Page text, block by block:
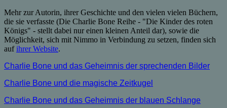
Mehr zur Autorin, ihrer Geschichte und den vielen vielen Büchern,
die sie verfasste (Die Charlie Bone Reihe - "Die Kinder des roten
Königs" - stellt dabei nur einen kleinen Anteil dar), sowie die
Möglichkeit, sich mit Nimmo in Verbindung zu setzen, finden sich
aufihrer Website.
Charlie Bone und das Geheimnis der sprechenden Bilder
Charlie Bone und die magische Zeitkugel
Charlie Bone und das Geheimnis der blauen Schlange